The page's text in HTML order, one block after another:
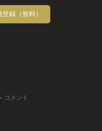
登録（無料）
コメント